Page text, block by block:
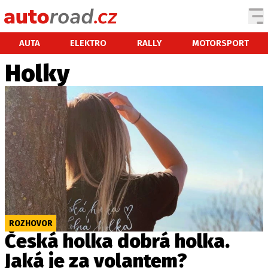
AUTA ELEKTRO RALLY MOTORSPORT
AUTA
NOVINKY
EKO
SPY
HISTORIE
ZAJÍMAVOSTI
TECHNIKA
EKONOMIKA
ČESKÝ TRH
TUNING
PROFI
Holky
ROZHOVOR
Česká holka dobrá holka.
Jaká je za volantem?